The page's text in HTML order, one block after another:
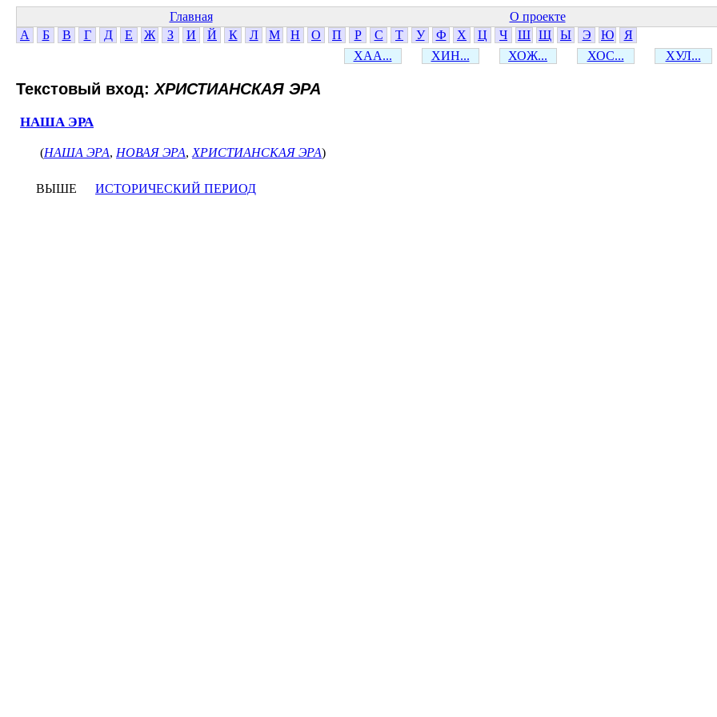
Главная О проекте
А
Б В Г Д Е Ж З И Й К Л М Н О П Р С Т У Ф Х Ц Ч Ш Щ Ы Э Ю
Я
ХАА...
ХИН... ХОЖ... ХОС... ХУЛ...
Текстовый вход: ХРИСТИАНСКАЯ ЭРА
НАША ЭРА
(НАША ЭРА, НОВАЯ ЭРА, ХРИСТИАНСКАЯ ЭРА)
ВЫШЕ ИСТОРИЧЕСКИЙ ПЕРИОД